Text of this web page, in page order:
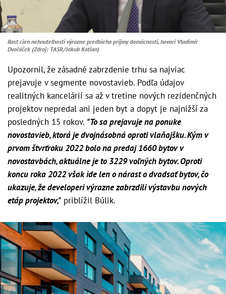
Rast cien nehnuteľností výrazne predbieha príjmy domácností, hovorí Vladimír
Dvořáček (Zdroj: TASR/Jakub Kotian)
Upozornil, že zásadné zabrzdenie trhu sa najviac
prejavuje v segmente novostavieb. Podľa údajov
realitných kancelárií sa až v tretine nových rezidenčných
projektov nepredal ani jeden byt a dopyt je najnižší za
posledných 15 rokov. "To sa prejavuje na ponuke
novostavieb, ktorá je dvojnásobná oproti vlaňajšku. Kým v
prvom štvrťroku 2022 bolo na predaj 1660 bytov v
novostavbách, aktuálne je to 3229 voľných bytov. Oproti
koncu roka 2022 však ide len o nárast o dvadsať bytov, čo
ukazuje, že developeri výrazne zabrzdili výstavbu nových
etáp projektov," priblížil Búlik.